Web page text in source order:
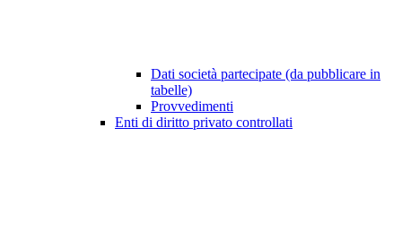
Dati società partecipate (da pubblicare in
tabelle)
Provvedimenti
Enti di diritto privato controllati